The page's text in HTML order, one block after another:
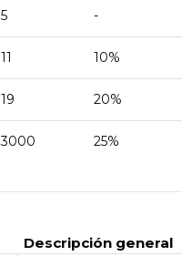
5 -
11 10%
19 20%
3000 25%
Descripción general